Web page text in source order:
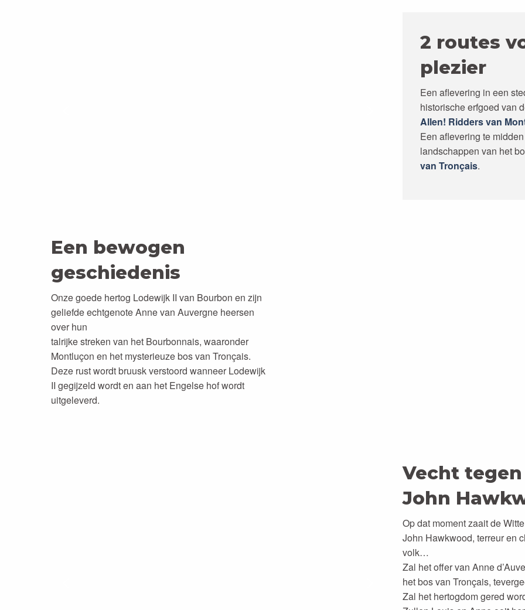
2 routes
plezier
Een aflevering in een
historische erfgoed van
Allen! Ridders van
Een aflevering te
landschappen van het
van Tronçais.
Een bewogen
geschiedenis
Onze goede hertog Lodewijk II van Bourbon en zijn
geliefde echtgenote Anne van Auvergne heersen
over hun
talrijke streken van het Bourbonnais, waaronder
Montluçon en het mysterieuze bos van Tronçais.
Deze rust wordt bruusk verstoord wanneer Lodewijk
II gegijzeld wordt en aan het Engelse hof wordt
uitgeleverd.
Vecht
John
Op dat moment zaait de
John Hawkwood, terreur en
volk…
Zal het offer van Anne
het bos van Tronçais,
Zal het hertogdom gered